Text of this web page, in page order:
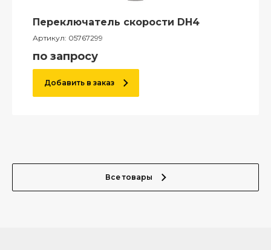
Переключатель скорости DH4
Артикул: 05767299
по запросу
Добавить в заказ
Все товары